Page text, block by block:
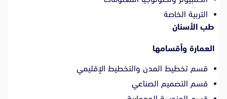
التربية الخاصة
طب الأسنان
العمارة وأقسامها
قسم تخطيط المدن والتخطيط الإقليمي
قسم التصميم الصناعي